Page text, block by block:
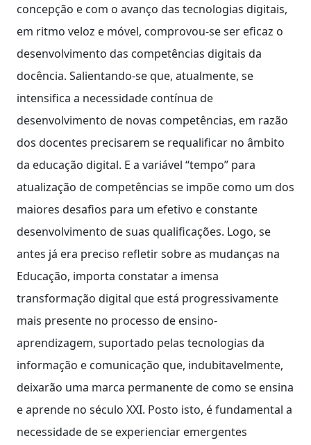
concepção e com o avanço das tecnologias digitais,
em ritmo veloz e móvel, comprovou-se ser eficaz o
desenvolvimento das competências digitais da
docência. Salientando-se que, atualmente, se
intensifica a necessidade contínua de
desenvolvimento de novas competências, em razão
dos docentes precisarem se requalificar no âmbito
da educação digital. E a variável “tempo” para
atualização de competências se impõe como um dos
maiores desafios para um efetivo e constante
desenvolvimento de suas qualificações. Logo, se
antes já era preciso refletir sobre as mudanças na
Educação, importa constatar a imensa
transformação digital que está progressivamente
mais presente no processo de ensino-
aprendizagem, suportado pelas tecnologias da
informação e comunicação que, indubitavelmente,
deixarão uma marca permanente de como se ensina
e aprende no século XXI. Posto isto, é fundamental a
necessidade de se experienciar emergentes